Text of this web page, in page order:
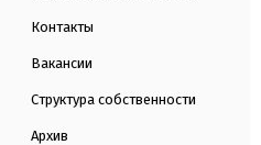
Контакты
Вакансии
Структура собственности
Архив